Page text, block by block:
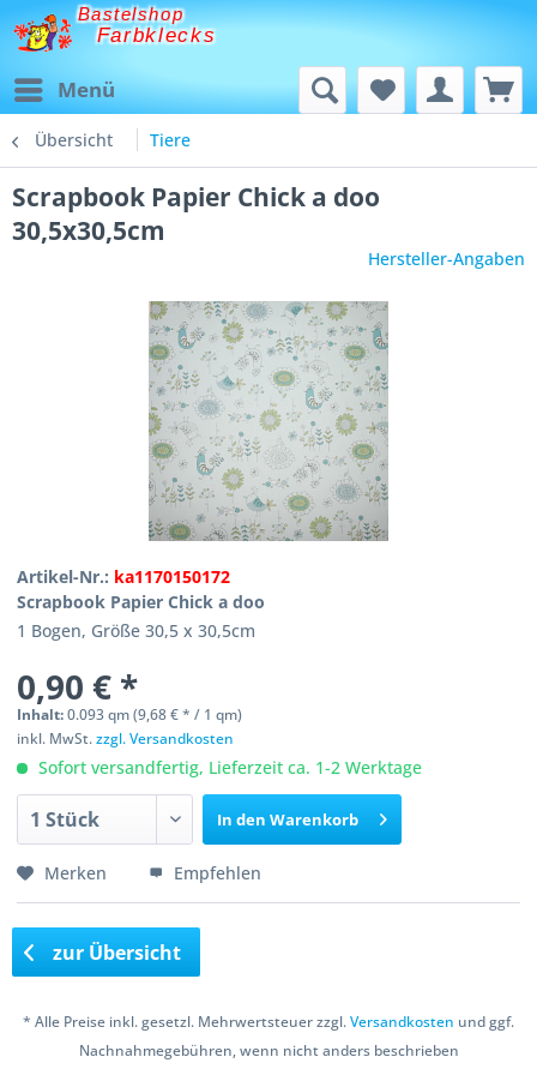
Bastelshop
Farbklecks
Menü
Übersicht Tiere
Scrapbook Papier Chick a doo
30,5x30,5cm
Hersteller-Angaben
Artikel-Nr.: ka1170150172
Scrapbook Papier Chick a doo
1 Bogen, Größe 30,5 x 30,5cm
0,90 € *
Inhalt:0.093 qm (9,68 € * / 1 qm)
inkl. MwSt.zzgl. Versandkosten
Sofort versandfertig, Lieferzeit ca. 1-2 Werktage
In den Warenkorb
Merken Empfehlen
zur Übersicht
* Alle Preise inkl. gesetzl. Mehrwertsteuer zzgl.Versandkosten und ggf.
Nachnahmegebühren, wenn nicht anders beschrieben